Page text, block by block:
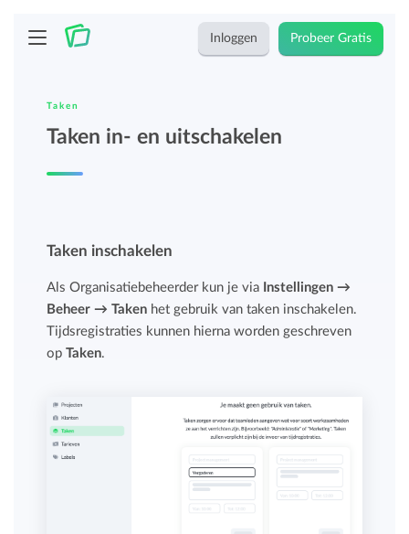
Inloggen Probeer Gratis
Taken
Taken in- en uitschakelen
Taken inschakelen
Als Organisatiebeheerder kun je via Instellingen →
Beheer → Taken het gebruik van taken inschakelen.
Tijdsregistraties kunnen hierna worden geschreven
opTaken.